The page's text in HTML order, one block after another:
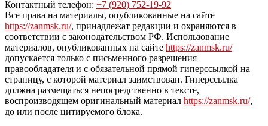
Контактный телефон: +7 (920) 752-19-92
Все права на материалы, опубликованные на сайте
https://zanmsk.ru/, принадлежат редакции и охраняются в
соответствии с законодательством РФ. Использование
материалов, опубликованных на сайте https://zanmsk.ru/
допускается только с письменного разрешения
правообладателя и с обязательной прямой гиперссылкой на
страницу, с которой материал заимствован. Гиперссылка
должна размещаться непосредственно в тексте,
воспроизводящем оригинальный материал https://zanmsk.ru/,
до или после цитируемого блока.